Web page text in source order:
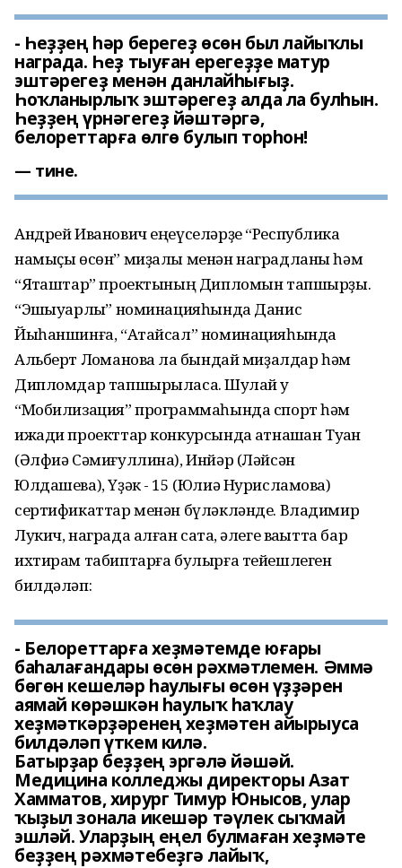
- Һеҙҙең һәр берегеҙ өсөн был лайыҡлы
награда. Һеҙ тыуған ерегеҙҙе матур
эштәрегеҙ менән данлайһығыҙ.
Һоҡланырлыҡ эштәрегеҙ алда ла булһын.
Һеҙҙең үрнәгегеҙ йәштәргә,
тине.
Андрей Иванович еңеүселәрҙе “Республика
намыҫы өсөн” миҙалы менән наградланы һәм
“Яҡташтар” проектының Дипломын тапшырҙы.
“Эшҡыуарлыҡ” номинацияһында Данис
Йыһаншинға, “Атайсал” номинацияһында
Альберт Лоҡмановҡа ла бындай миҙалдар һәм
Дипломдар тапшырыласаҡ. Шулай уҡ
“Мобилизация” программаһында спорт һәм
ижади проекттар конкурсында ҡатнашҡан Туҡан
(Әлфиә Сәмиғуллина), Инйәр (Ләйсән
Юлдашева), Үҙәк - 15 (Юлиә Нурисламова)
сертификаттар менән бүләкләнде. Владимир
Лукич, награда алған саҡта, әлеге ваҡытта бар
ихтирам табиптарға булырға тейешлеген
билдәләп:
- Белореттарға хеҙмәтемде юғары
баһалағандары өсөн рәхмәтлемен. Әммә
бөгөн кешеләр һаулығы өсөн үҙҙәрен
аямай көрәшкән һаулыҡ һаҡлау
хеҙмәткәрҙәренең хеҙмәтен айырыуса
билдәләп үткем килә.
Батырҙар беҙҙең эргәлә йәшәй.
Медицина колледжы директоры Азат
Хамматов, хирург Тимур Юнысов, улар
ҡыҙыл зонала икешәр тәүлек сыҡмай
эшләй. Уларҙың еңел булмаған хеҙмәте
беҙҙең рәхмәтебеҙгә лайыҡ,